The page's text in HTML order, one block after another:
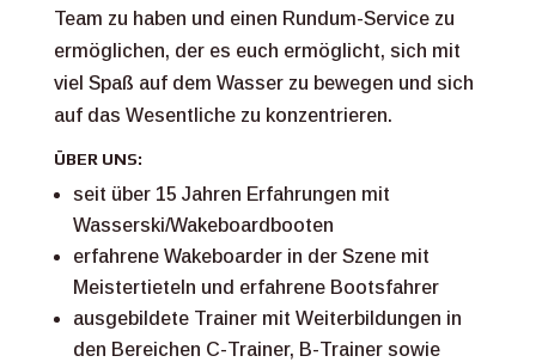
Team zu haben und einen Rundum-Service zu
ermöglichen, der es euch ermöglicht, sich mit
viel Spaß auf dem Wasser zu bewegen und sich
auf das Wesentliche zu konzentrieren.
ÜBER UNS:
seit über 15 Jahren Erfahrungen mit
Wasserski/Wakeboardbooten
erfahrene Wakeboarder in der Szene mit
Meistertieteln und erfahrene Bootsfahrer
ausgebildete Trainer mit Weiterbildungen in
den Bereichen C-Trainer, B-Trainer sowie